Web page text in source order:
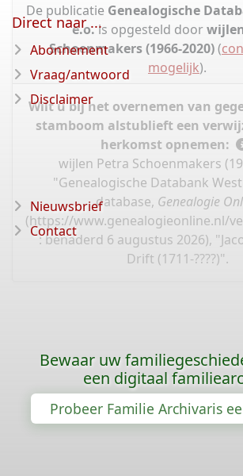
De publicatie Genealogische
e.o.is opgesteld door
Schoenmakers (1966-2020)(
mogelijk).
Wilt u bij het overnemen van
stamboom alstublieft een
herkomst opnemen:
wijlen Petra Schoenmakers
"Genealogische Databank
database, Genealogie
(https://www.genealogieonline.nl/
: benaderd 6 augustus 2026),
Drift (1711-????)".
Direct naar ...
Abonnement
Vraag/antwoord
Disclaimer
Nieuwsbrief
Contact
Bewaar uw
een digitaal
Probeer Familie Archivaris